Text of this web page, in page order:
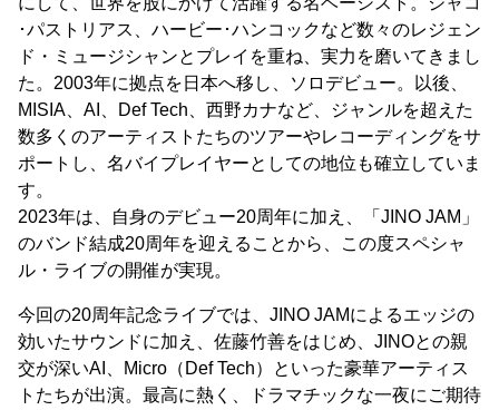
･パストリアス、ハービー･ハンコックなど数々のレジェン
ド・ミュージシャンとプレイを重ね、実力を磨いてきまし
た。2003年に拠点を日本へ移し、ソロデビュー。以後、
MISIA、AI、Def Tech、西野カナなど、ジャンルを超えた
数多くのアーティストたちのツアーやレコーディングをサ
ポートし、名バイプレイヤーとしての地位も確立していま
す。
2023年は、自身のデビュー20周年に加え、「JINO JAM」
のバンド結成20周年を迎えることから、この度スペシャ
ル・ライブの開催が実現。
今回の20周年記念ライブでは、JINO JAMによるエッジの
効いたサウンドに加え、佐藤竹善をはじめ、JINOとの親
交が深いAI、Micro（Def Tech）といった豪華アーティス
トたちが出演。最高に熱く、ドラマチックな一夜にご期待